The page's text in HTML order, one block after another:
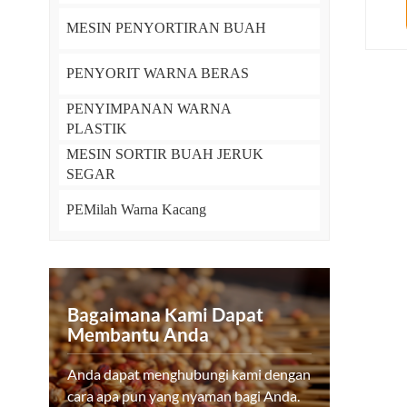
MESIN PENYORTIRAN BUAH
PENYORIT WARNA BERAS
PENYIMPANAN WARNA
PLASTIK
MESIN SORTIR BUAH JERUK
SEGAR
PEMilah Warna Kacang
Bagaimana Kami Dapat
Membantu Anda
Anda dapat menghubungi kami dengan
cara apa pun yang nyaman bagi Anda.